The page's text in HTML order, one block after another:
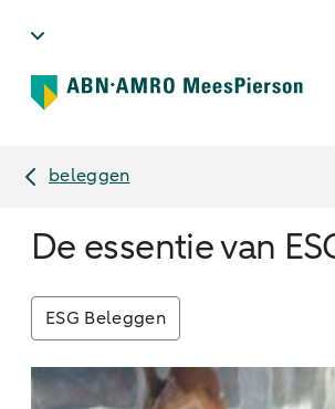
beleggen
De essentie van
ESG Beleggen